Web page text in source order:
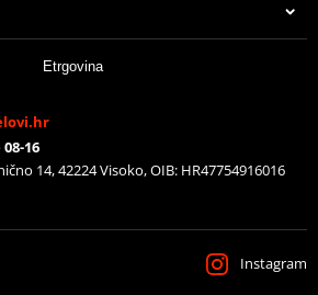
MIVV
EC approved (Euro3)
ORIGINAL
place of "L"
Etrgovina
16
14, 42224 Visoko, OIB: HR47754916016
Instagram